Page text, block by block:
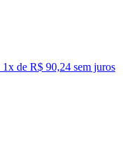
1x de R$ 90,24 sem juros